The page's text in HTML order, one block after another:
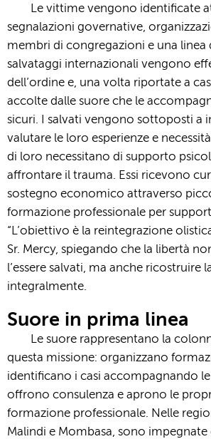
Le vittime vengono identificate
segnalazioni governative,
membri di congregazioni e una linea
salvataggi internazionali vengono
dell’ordine e, una volta riportate a
accolte dalle suore che le
sicuri. I salvati vengono sottoposti a
valutare le loro esperienze e
di loro necessitano di supporto
affrontare il trauma. Essi ricevono
sostegno economico attraverso
formazione professionale per
“L’obiettivo è la reintegrazione
Sr. Mercy, spiegando che la libertà
l’essere salvati, ma anche ricostruire
integralmente.
Suore in prima linea
Le suore rappresentano la
questa missione: organizzano
identificano i casi accompagnando
offrono consulenza e aprono le
formazione professionale. Nelle
Malindi e Mombasa, sono